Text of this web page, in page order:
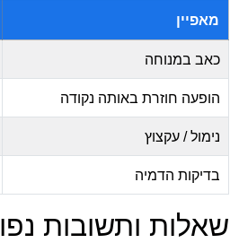
מאפיין
כאב במנוחה
הופעה חוזרת באותה נקודה
נימול / עקצוץ
בדיקות הדמיה
שאלות ותשובות